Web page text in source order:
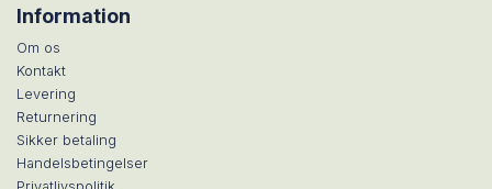
Information
Om os
Kontakt
Levering
Returnering
Sikker betaling
Handelsbetingelser